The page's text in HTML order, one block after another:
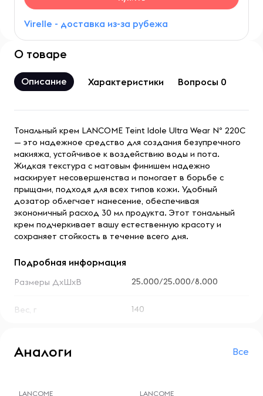
Virelle - доставка из-за рубежа
О товаре
Описание Характеристики Вопросы 0
Тональный крем LANCOME Teint Idole Ultra Wear Nº 220C
— это надежное средство для создания безупречного
макияжа, устойчивое к воздействию воды и пота.
Жидкая текстура с матовым финишем надежно
маскирует несовершенства и помогает в борьбе с
прыщами, подходя для всех типов кожи. Удобный
дозатор облегчает нанесение, обеспечивая
экономичный расход 30 мл продукта. Этот тональный
крем подчеркивает вашу естественную красоту и
сохраняет стойкость в течение всего дня.
Подробная информация
Размеры ДхШхВ 25.000/25.000/8.000
Вес, г 140
Аналоги Все
LANCOME
LANCOME